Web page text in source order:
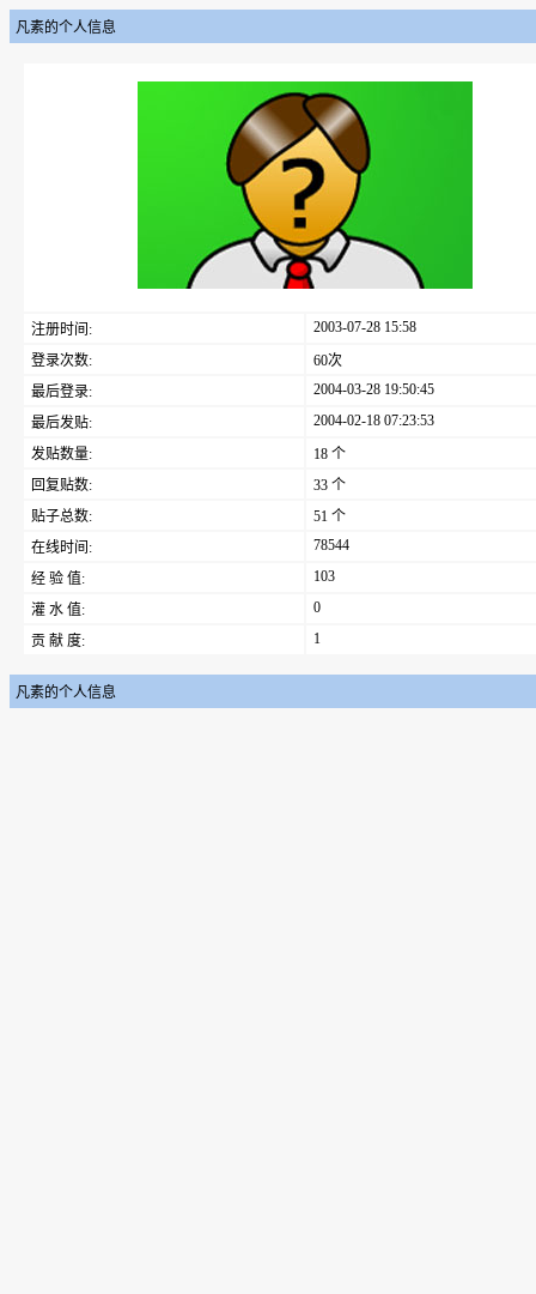
凡素的个人信息
注册时间:
2003-07-28 15:58
登录次数:
60次
最后登录:
2004-03-28 19:50:45
最后发贴:
2004-02-18 07:23:53
发贴数量:
18 个
回复贴数:
33 个
贴子总数:
51 个
在线时间:
78544
经 验 值:
103
灌 水 值:
0
贡 献 度:
1
凡素的个人信息